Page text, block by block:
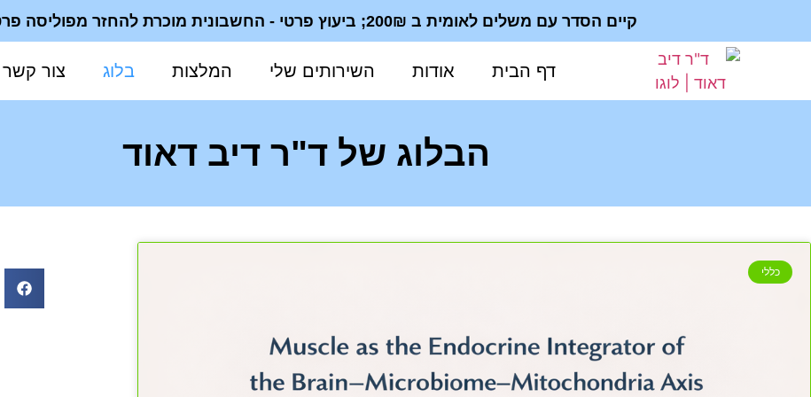
קיים הסדר עם משלים לאומית ב 200₪; ביעוץ פרטי - החשבונית מוכרת להחזר מפוליסה פרטית
דף הבית אודות השירותים שלי המלצות בלוג צור קשר
הבלוג של ד"ר דיב דאוד
כללי